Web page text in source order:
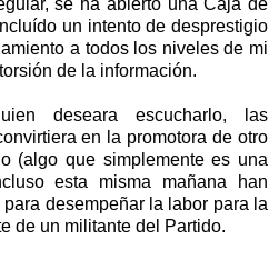
se ha abierto una Caja de
un intento de desprestigio
a todos los niveles de mi
de la información.
deseara escucharlo, las
en la promotora de otro
(algo que simplemente es una
esta misma mañana han
desempeñar la labor para la
de un militante del Partido.